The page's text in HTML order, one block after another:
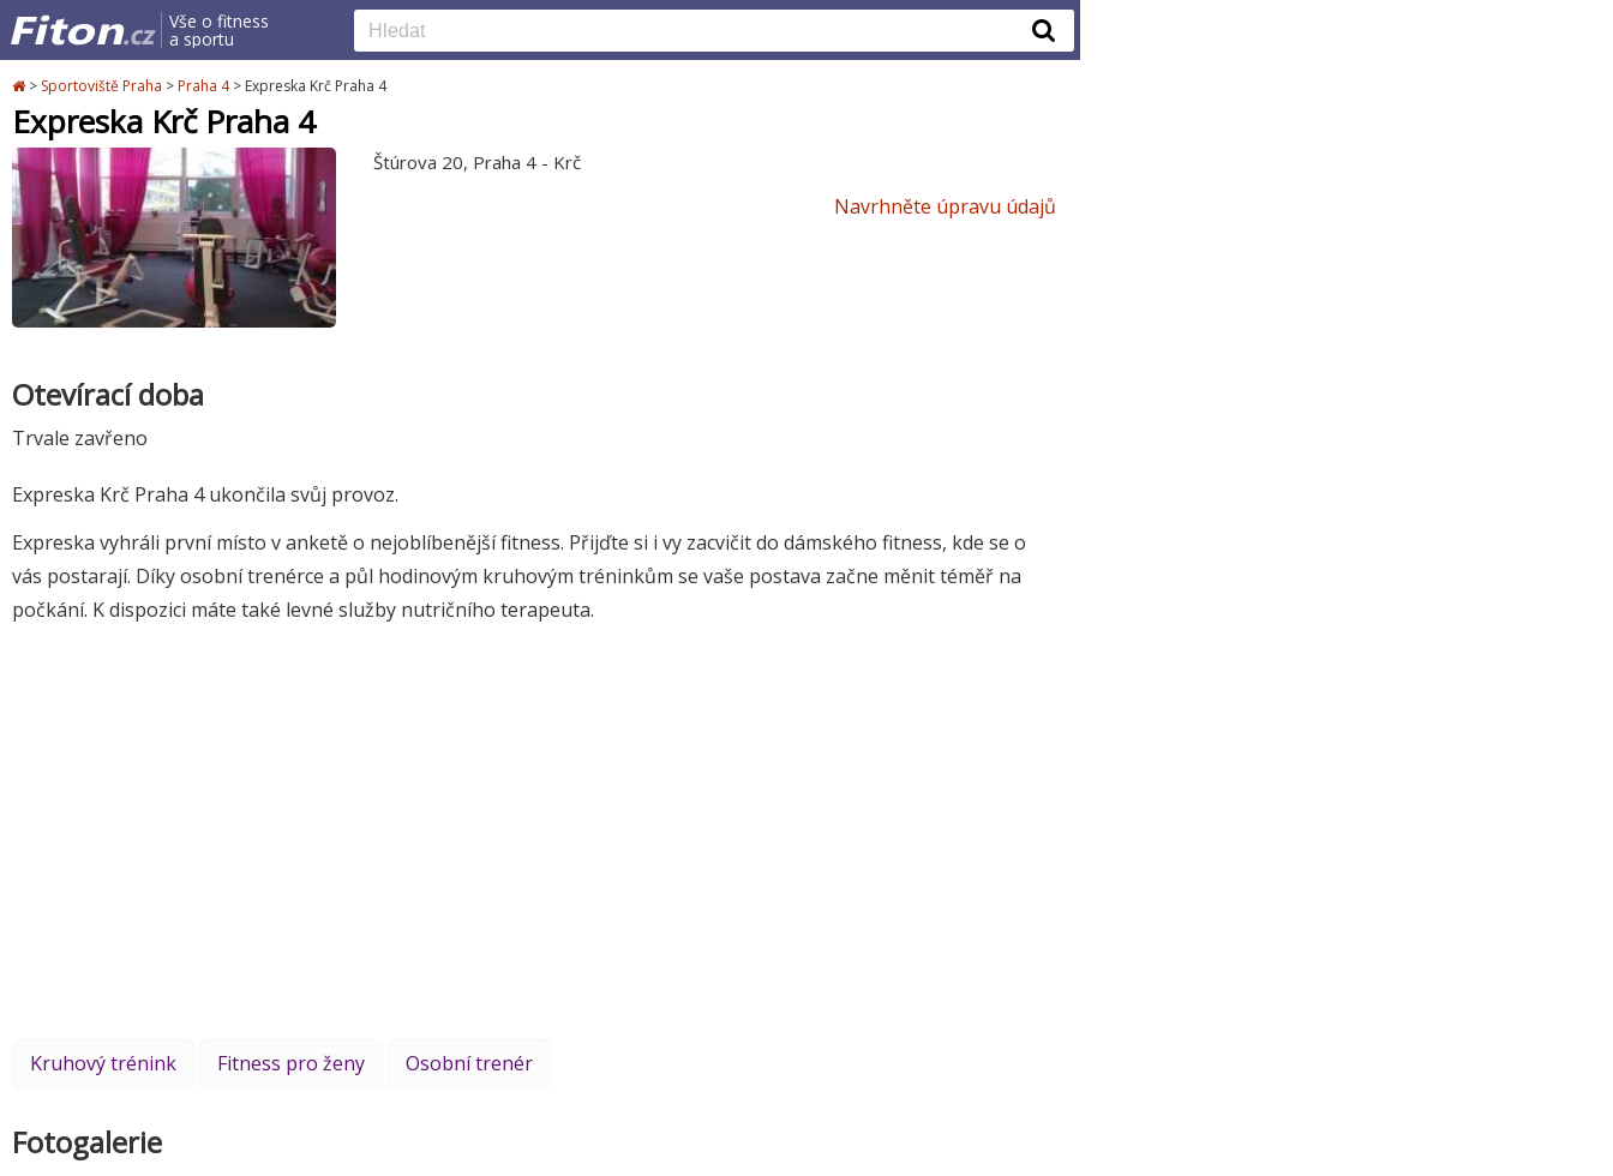
Vše o fitness
a sportu
> Sportoviště Praha >Praha 4 > Expreska Krč Praha 4
Expreska Krč Praha 4
Štúrova 20, Praha 4 - Krč
Navrhněte úpravu údajů
Otevírací doba
Trvale zavřeno
Expreska Krč Praha 4 ukončila svůj provoz.
Expreska vyhráli první místo v anketě o nejoblíbenější fitness. Přijďte si i vy zacvičit do dámského fitness, kde se o
vás postarají. Díky osobní trenérce a půl hodinovým kruhovým tréninkům se vaše postava začne měnit téměř na
počkání. K dispozici máte také levné služby nutričního terapeuta.
Kruhový trénink Fitness pro ženy Osobní trenér
Fotogalerie